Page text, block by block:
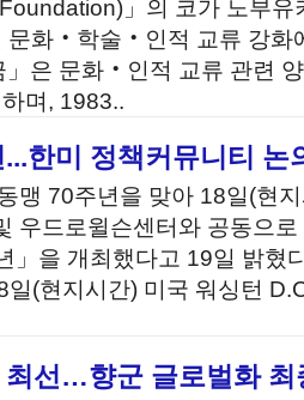
」의 코가 노부유
문화‧학술‧인적 교류 강화
」은 문화‧인적 교류 관련
며, 1983..
한미 정책커뮤니티 논
맹 70주년을 맞아 18일(현
우드로윌슨센터와 공동으
」을 개최했다고 19일 밝혔
(현지시간) 미국 워싱턴
최선…향군 글로벌화 최